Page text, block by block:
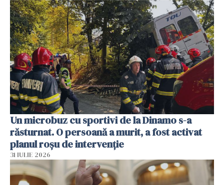
Un microbuz cu sportivi de la Dinamo s-a
răsturnat. O persoană a murit, a fost activat
planul roșu de intervenție
31 IULIE 2026